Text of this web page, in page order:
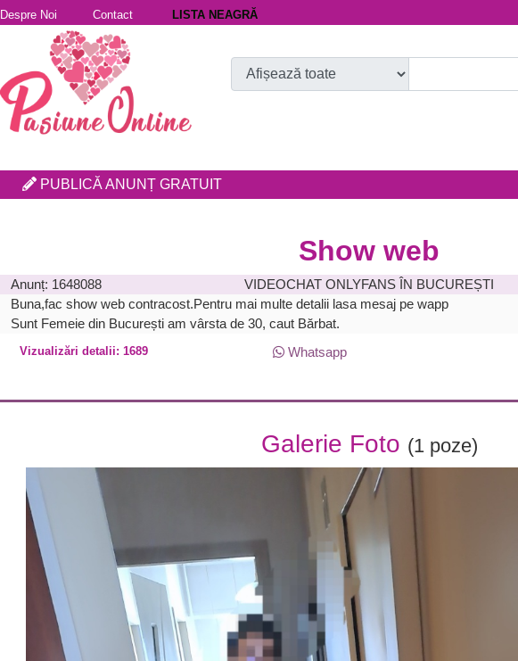
Despre Noi Contact LISTA NEAGRĂ
PUBLICĂ ANUNȚ GRATUIT
Show web
Anunț: 1648088 VIDEOCHAT ONLYFANS ÎN BUCUREȘTI
Buna,fac show web contracost.Pentru mai multe detalii lasa mesaj pe wapp
Sunt Femeie din București am vârsta de 30, caut Bărbat.
Vizualizări detalii: 1689
Whatsapp
Galerie Foto (1 poze)